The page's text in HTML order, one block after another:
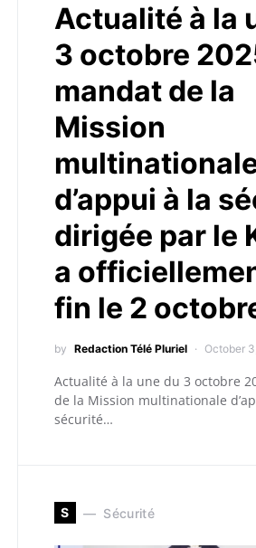
Actualité à la
3 octobre
mandat de la
Mission
d’appui à la
dirigée par le
a
fin le 2
by Redaction Télé Pluriel October
Actualité à la une du 3 octobre
de la Mission multinationale
sécurité…
S Sécurité